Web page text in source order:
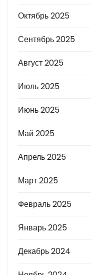
Октябрь 2025
Сентябрь 2025
Август 2025
Июль 2025
Июнь 2025
Май 2025
Апрель 2025
Март 2025
Февраль 2025
Январь 2025
Декабрь 2024